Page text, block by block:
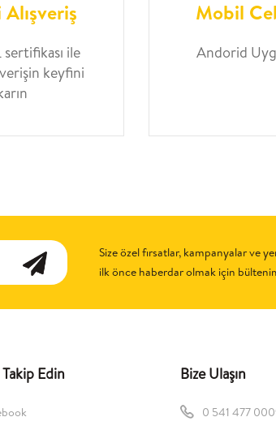
ile
keyfini
Mobil
Andorid
Size özel fırsatlar, kampanyalar ve
ilk önce haberdar olmak için
Takip Edin Bize Ulaşın
0 541 477